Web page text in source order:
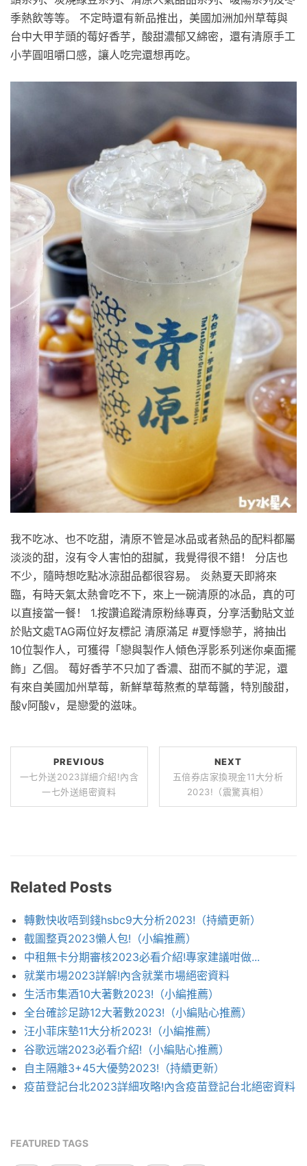
季熱飲等等。 不定時還有新品推出，美國加洲加州草莓與
台中大甲芋頭的莓好香芋，酸甜濃郁又綿密，還有清原手工
小芋圓咀嚼口感，讓人吃完還想再吃。
我不吃冰、也不吃甜，清原不管是冰品或者熱品的配料都屬
淡淡的甜，沒有令人害怕的甜膩，我覺得很不錯！ 分店也
不少，隨時想吃點冰涼甜品都很容易。 炎熱夏天即將來
臨，有時天氣太熱會吃不下，來上一碗清原的冰品，真的可
以直接當一餐！ 1.按讚追蹤清原粉絲專頁，分享活動貼文並
於貼文處TAG兩位好友標記 清原滿足 #夏悸戀芋，將抽出
10位製作人，可獲得「戀與製作人傾色浮影系列迷你桌面擺
飾」乙個。 莓好香芋不只加了香濃、甜而不膩的芋泥，還
有來自美國加州草莓，新鮮草莓熬煮的草莓醬，特別酸甜，
酸v阿酸v，是戀愛的滋味。
PREVIOUS
一七外送2023詳細介紹!內含
一七外送絕密資料
NEXT
五倍券店家換現金11大分析
2023!（震驚真相）
Related Posts
轉數快收唔到錢hsbc9大分析2023!（持續更新）
截圖整頁2023懶人包!（小編推薦）
中租無卡分期審核2023必看介紹!專家建議咁做...
就業市場2023詳解!內含就業市場絕密資料
生活市集酒10大著數2023!（小編推薦）
全台確診足跡12大著數2023!（小編貼心推薦）
汪小菲床墊11大分析2023!（小編推薦）
谷歌远端2023必看介紹!（小編貼心推薦）
自主隔離3+45大優勢2023!（持續更新）
疫苗登記台北2023詳細攻略!內含疫苗登記台北絕密資料
FEATURED TAGS